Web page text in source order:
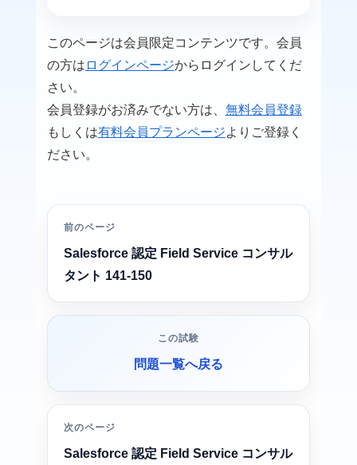
このページは会員限定コンテンツです。会員
の方は ログインページからログインしてくだ
さい。
会員登録がお済みでない方は、 無料会員登録
もしくは有料会員プランページよりご登録く
ださい。
前のページ
Salesforce 認定 Field Service コンサル
タント 141-150
この試験
問題一覧へ戻る
次のページ
Salesforce 認定 Field Service コンサル